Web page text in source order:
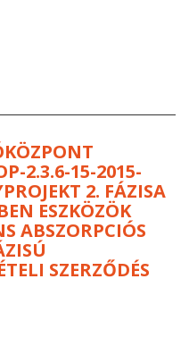
2.3.6-15-2015-
2. FÁZISA
ESZKÖZÖK
ABSZORPCIÓS
SZERZŐDÉS